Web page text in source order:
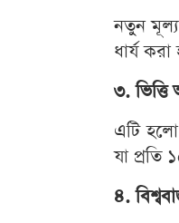
নতুন
ধার্য করা
৩.
এটি
যা প্রতি
৪.